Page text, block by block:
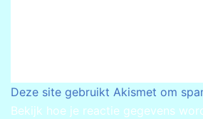
Deze site gebruikt Akismet om
Bekijk hoe je reactie gegevens